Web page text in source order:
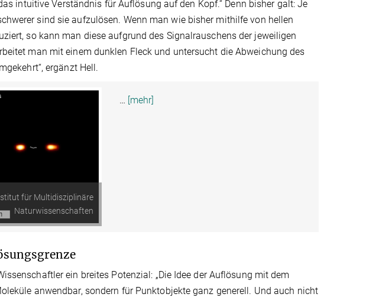
intuitive Verständnis für Auflösung auf den Kopf.“ Denn bisher galt: Je
sind sie aufzulösen. Wenn man wie bisher mithilfe von hellen
so kann man diese aufgrund des Signalrauschens der jeweiligen
man mit einem dunklen Fleck und untersucht die Abweichung des
ergänzt Hell.
für Multidisziplinäre
Naturwissenschaften
… [mehr]
ein breites Potenzial: „Die Idee der Auflösung mit dem
anwendbar, sondern für Punktobjekte ganz generell. Und auch nicht